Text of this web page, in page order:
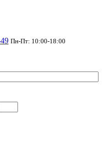
Пн-Пт: 10:00-18:00